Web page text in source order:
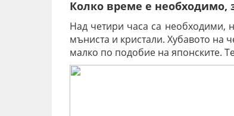
Колко време е необходимо,
Над четири часа са необходими,
мъниста и кристали. Хубавото на
малко по подобие на японските.